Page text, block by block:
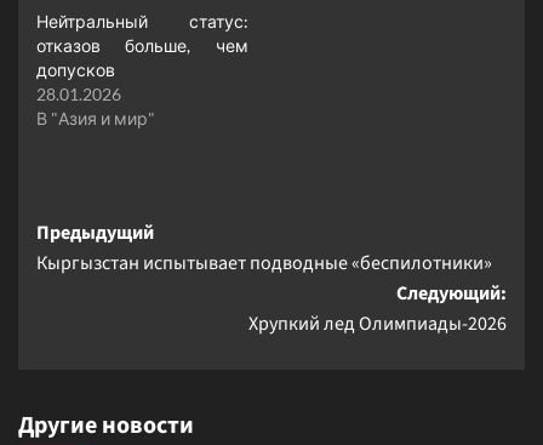
Нейтральный статус:
отказов больше, чем
допусков
28.01.2026
В "Азия и мир"
Навигация
записи
Предыдущий
Кыргызстан испытывает подводные «беспилотники»
Следующий:
Хрупкий лед Олимпиады-2026
Другие новости